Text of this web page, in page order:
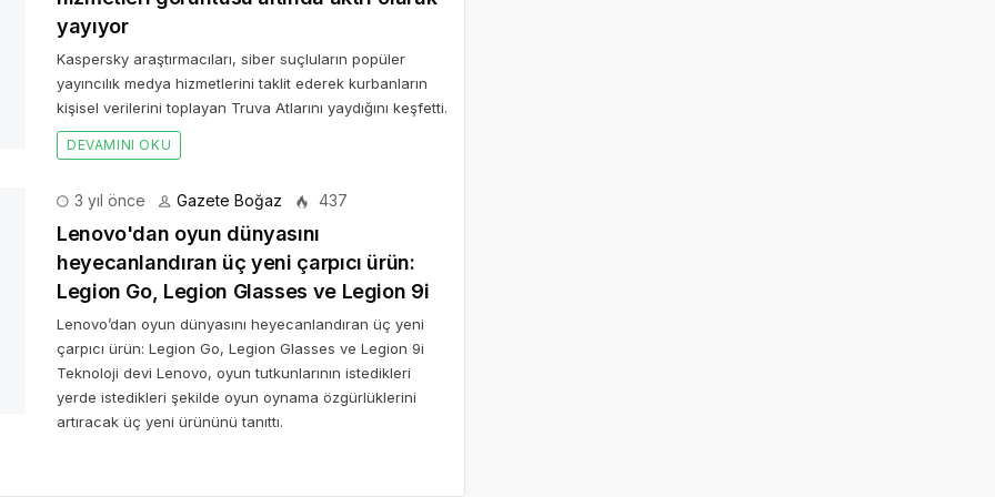
3 yıl önce Gazete Boğaz 437
Lenovo'dan oyun dünyasını
heyecanlandıran üç yeni çarpıcı ürün:
Lenovo’dan oyun dünyasını heyecanlandıran üç yeni
çarpıcı ürün: Legion Go, Legion Glasses ve Legion 9i
Teknoloji devi Lenovo, oyun tutkunlarının istedikleri
yerde istedikleri şekilde oyun oynama özgürlüklerini
artıracak üç yeni ürününü tanıttı.